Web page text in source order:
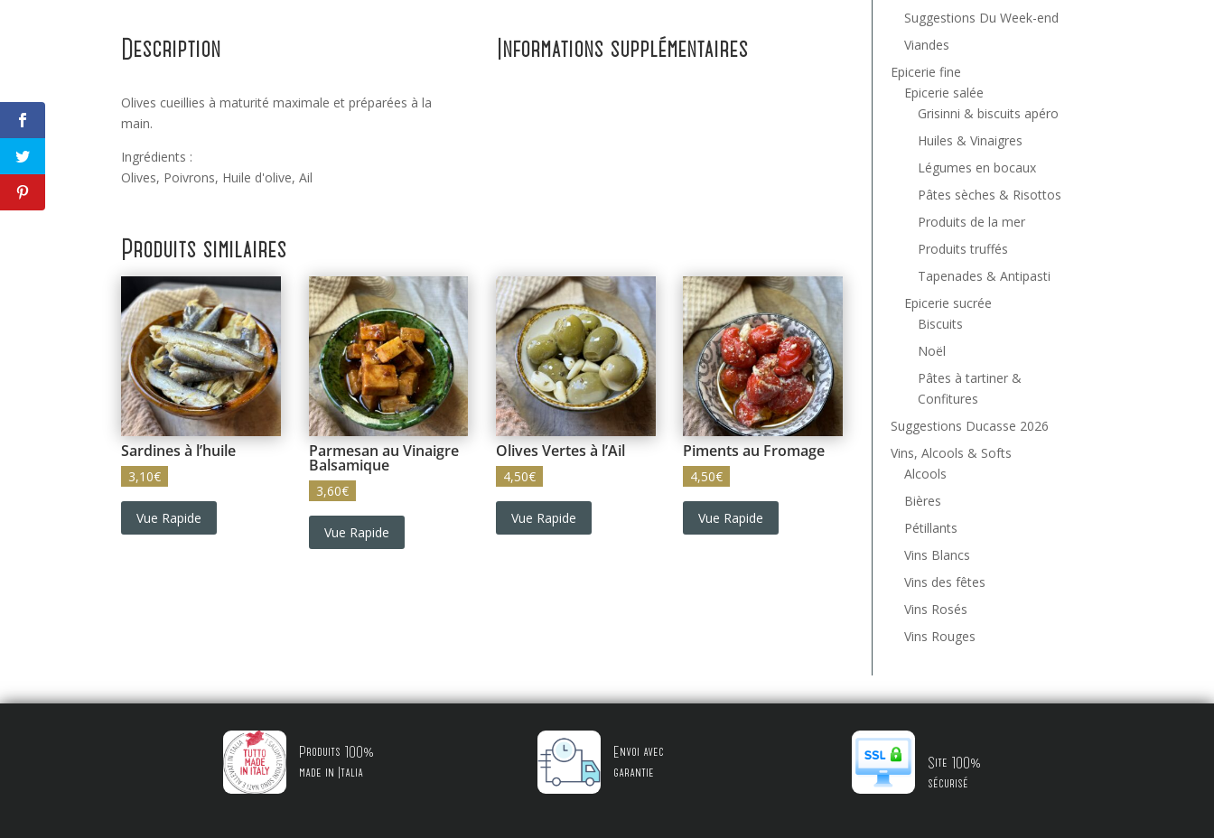
Description
Olives cueillies à maturité maximale et préparées à la
main.
Ingrédients :
Olives, Poivrons, Huile d'olive, Ail
Informations supplémentaires
Produits similaires
Sardines à l’huile
3,10€
Vue Rapide
Parmesan au Vinaigre
Balsamique
3,60€
Vue Rapide
Olives Vertes à l’Ail
4,50€
Vue Rapide
Piments au Fromage
4,50€
Vue Rapide
Suggestions Du Week-end
Viandes
Epicerie fine
Epicerie salée
Grisinni & biscuits apéro
Huiles & Vinaigres
Légumes en bocaux
Pâtes sèches & Risottos
Produits de la mer
Produits truffés
Tapenades & Antipasti
Epicerie sucrée
Biscuits
Noël
Pâtes à tartiner &
Confitures
Suggestions Ducasse 2026
Vins, Alcools & Softs
Alcools
Bières
Pétillants
Vins Blancs
Vins des fêtes
Vins Rosés
Vins Rouges
Produits 100%
made in Italia
Envoi avec
garantie
Site 100%
sécurisé